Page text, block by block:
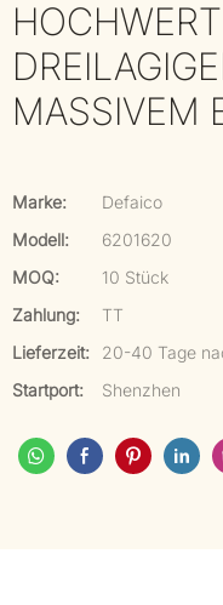
MASSIVEM
Marke:
Defaico
Modell:
6201620
MOQ:
10 Stück
Zahlung:
TT
Lieferzeit:
20-40 Tage
Startport:
Shenzhen